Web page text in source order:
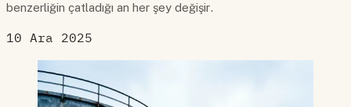
benzerliğin çatladığı an her şey değişir.
10 Ara 2025